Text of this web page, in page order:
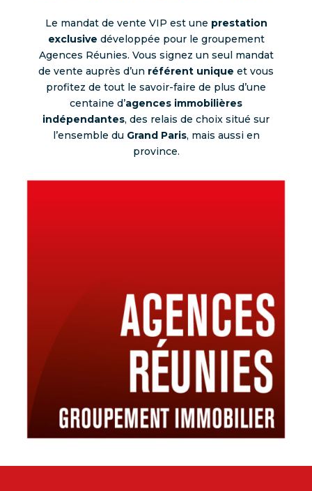
Le mandat de vente VIP est une prestation
exclusive développée pour le groupement
Agences Réunies. Vous signez un seul mandat
de vente auprès d’un référent unique et vous
profitez de tout le savoir-faire de plus d’une
centaine d’agences immobilières
indépendantes, des relais de choix situé sur
l’ensemble du Grand Paris, mais aussi en
province.